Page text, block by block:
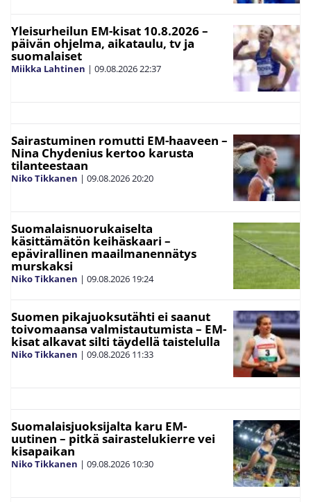
Yleisurheilun EM-kisat 10.8.2026 –
päivän ohjelma, aikataulu, tv ja
suomalaiset
Miikka Lahtinen | 09.08.202622:37
Sairastuminen romutti EM-haaveen –
Nina Chydenius kertoo karusta
tilanteestaan
Niko Tikkanen | 09.08.202620:20
Suomalaisnuorukaiselta
käsittämätön keihäskaari –
epävirallinen maailmanennätys
murskaksi
Niko Tikkanen | 09.08.2026 19:24
Suomen pikajuoksutähti ei saanut
toivomaansa valmistautumista – EM-
kisat alkavat silti täydellä taistelulla
Niko Tikkanen | 09.08.2026 11:33
Suomalaisjuoksijalta karu EM-
uutinen – pitkä sairastelukierre vei
kisapaikan
Niko Tikkanen | 09.08.2026 10:30